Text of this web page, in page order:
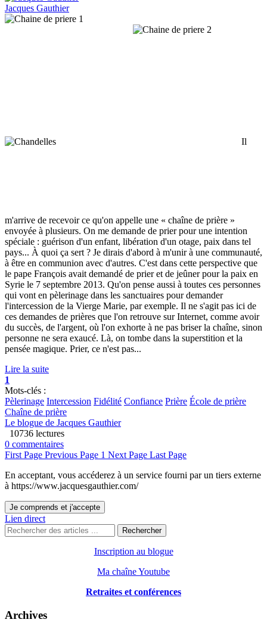
Jacques Gauthier
Il
m'arrive de recevoir ce qu'on appelle une « chaîne de prière »
envoyée à plusieurs. On me demande de prier pour une intention
spéciale : guérison d'un enfant, libération d'un otage, paix dans tel
pays... À quoi ça sert ? Je dirais d'abord à m'unir à une communauté,
à être en communion avec d'autres. C'est dans cette perspective que
le pape François avait demandé de prier et de jeûner pour la paix en
Syrie le 7 septembre 2013. Qu'on pense aussi à toutes ces personnes
qui vont en pèlerinage dans les sanctuaires pour demander
l'intercession de la Vierge Marie, par exemple. Il ne s'agit pas ici de
ces demandes de prières que l'on retrouve sur Internet, comme avoir
du succès, de l'argent, où l'on exhorte à ne pas briser la chaîne, sinon
personne ne sera exaucé. Là, on tombe dans la superstition et la
pensée magique. Prier, ce n'est pas...
Lire la suite
1
Mots-clés :
Pèlerinage Intercession Fidélité Confiance Prière École de prière
Chaîne de prière
Le blogue de Jacques Gauthier
10736 lectures
0 commentaires
First Page Previous Page 1 Next Page Last Page
En acceptant, vous accéderez à un service fourni par un tiers externe
à https://www.jacquesgauthier.com/
Je comprends et j'accepte
Lien direct
Rechercher
Inscription au blogue
Ma chaîne Youtube
Retraites et conférences
Archives